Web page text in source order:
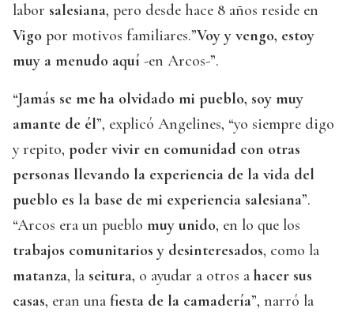
labor salesiana, pero desde hace 8 años reside en
Vigo por motivos familiares.”Voy y vengo, estoy
muy a menudo aquí -en Arcos-”.
“Jamás se me ha olvidado mi pueblo, soy muy
amante de él”, explicó Angelines, “yo siempre digo
y repito, poder vivir en comunidad con otras
personas llevando la experiencia de la vida del
pueblo es la base de mi experiencia salesiana”.
“Arcos era un pueblo muy unido, en lo que los
trabajos comunitarios y desinteresados, como la
matanza, la seitura, o ayudar a otros a hacer sus
casas, eran una fiesta de la camadería”, narró la